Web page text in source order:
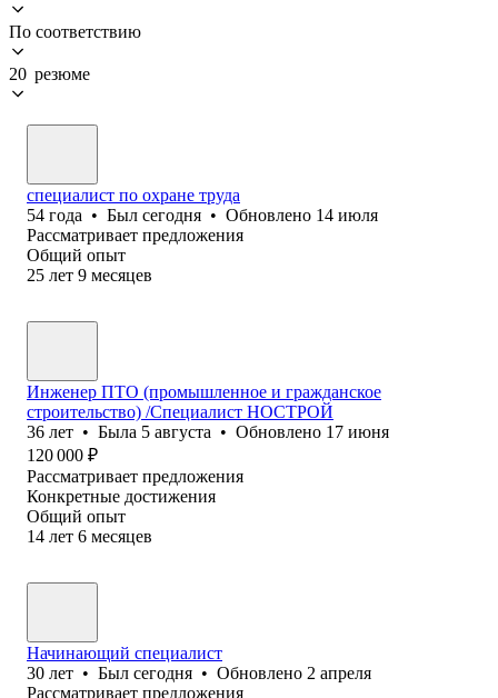
По соответствию
20 резюме
специалист по охране труда
54 года • Был сегодня • Обновлено 14 июля
Рассматривает предложения
Общий опыт
25 лет 9 месяцев
Инженер ПТО (промышленное и гражданское
строительство) /Специалист НОСТРОЙ
36 лет • Была 5 августа • Обновлено 17 июня
120 000 ₽
Рассматривает предложения
Конкретные достижения
Общий опыт
14 лет 6 месяцев
Начинающий специалист
30 лет • Был сегодня • Обновлено 2 апреля
Рассматривает предложения